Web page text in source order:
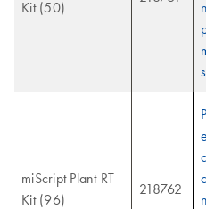
Kit (50)
miScript Plant RT
Kit (96)
218762